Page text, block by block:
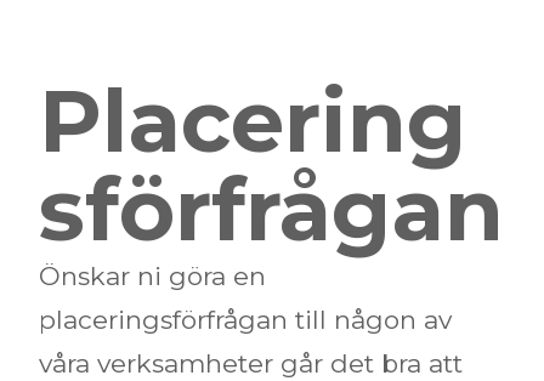
Placering
sförfrågan
Önskar ni göra en
placeringsförfrågan till någon av
våra verksamheter går det bra att